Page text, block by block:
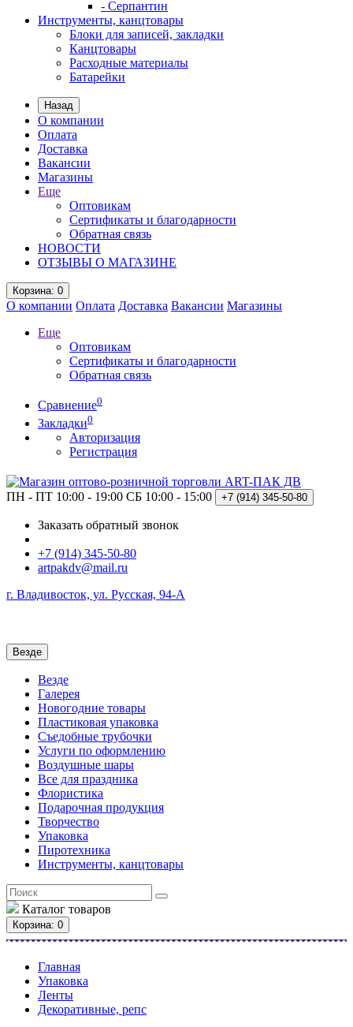
- Серпантин
Инструменты, канцтовары
Блоки для записей, закладки
Канцтовары
Расходные материалы
Батарейки
Назад
О компании
Оплата
Доставка
Вакансии
Магазины
Еще
Оптовикам
Сертификаты и благодарности
Обратная связь
НОВОСТИ
ОТЗЫВЫ О МАГАЗИНЕ
Корзина: 0
О компании Оплата Доставка Вакансии Магазины
Еще
Оптовикам
Сертификаты и благодарности
Обратная связь
Сравнение0
Закладки0
Авторизация
Регистрация
ПН - ПТ 10:00 - 19:00 СБ 10:00 - 15:00 +7 (914) 345-50-80
Заказать обратный звонок
+7 (914) 345-50-80
artpakdv@mail.ru
г. Владивосток, ул. Русская, 94-А
Везде
Везде
Галерея
Новогодние товары
Пластиковая упаковка
Съедобные трубочки
Услуги по оформлению
Воздушные шары
Все для праздника
Флористика
Подарочная продукция
Творчество
Упаковка
Пиротехника
Инструменты, канцтовары
Каталог товаров
Корзина: 0
Главная
Упаковка
Ленты
Декоративные, репс